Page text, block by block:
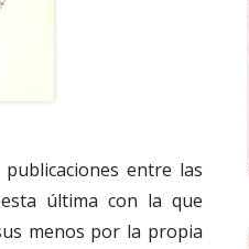
entre las
última con la que
menos por la propia